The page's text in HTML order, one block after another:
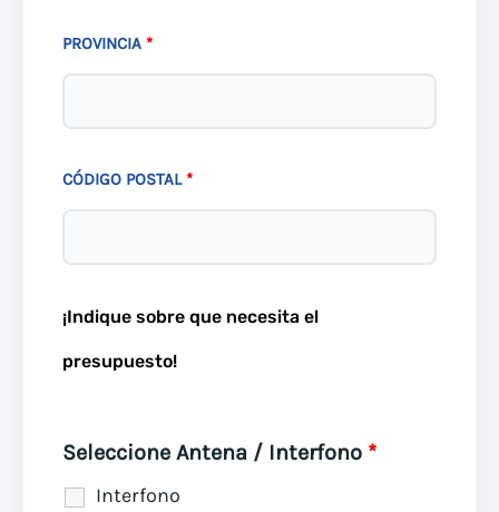
PROVINCIA *
CÓDIGO POSTAL *
¡Indique sobre que necesita el
presupuesto!
Seleccione Antena / Interfono *
Interfono